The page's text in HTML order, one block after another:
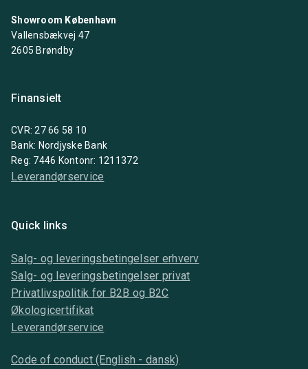
Showroom København
Vallensbækvej 47
2605 Brøndby
Finansielt
CVR: 27 66 58 10
Bank: Nordjyske Bank
Reg: 7446 Kontonr: 1211372
Leverandørservice
Quick links
Salg- og leveringsbetingelser erhverv
Salg- og leveringsbetingelser privat
Privatlivspolitik for B2B og B2C
Økologicertifikat
Leverandørservice
Code of conduct (English - dansk)